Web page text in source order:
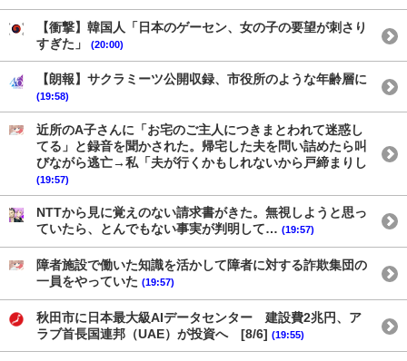
【衝撃】韓国人「日本のゲーセン、女の子の要望が刺さり
すぎた」
(20:00)
【朗報】サクラミーツ公開収録、市役所のような年齢層に
(19:58)
近所のA子さんに「お宅のご主人につきまとわれて迷惑し
てる」と録音を聞かされた。帰宅した夫を問い詰めたら叫
びながら逃亡→私「夫が行くかもしれないから戸締まりし
(19:57)
NTTから見に覚えのない請求書がきた。無視しようと思っ
ていたら、とんでもない事実が判明して… (19:57)
障者施設で働いた知識を活かして障者に対する詐欺集団の
一員をやっていた (19:57)
秋田市に日本最大級AIデータセンター 建設費2兆円、ア
ラブ首長国連邦（UAE）が投資へ [8/6] (19:55)